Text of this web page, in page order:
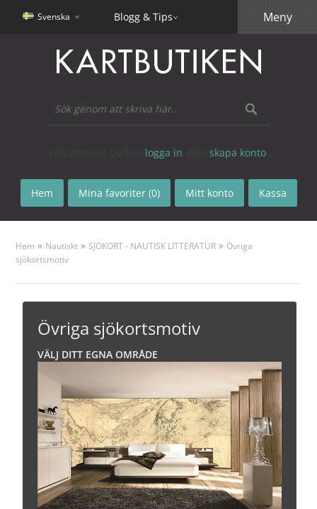
Svenska Blogg & Tips
logga in skapa konto
Hem Mina favoriter (0) Mitt konto Kassa
Meny
Hem » Nautiskt » SJÖKORT - NAUTISK LITTERATUR » Övriga
sjökortsmotiv
Övriga sjökortsmotiv
VÄLJ DITT EGNA OMRÅDE